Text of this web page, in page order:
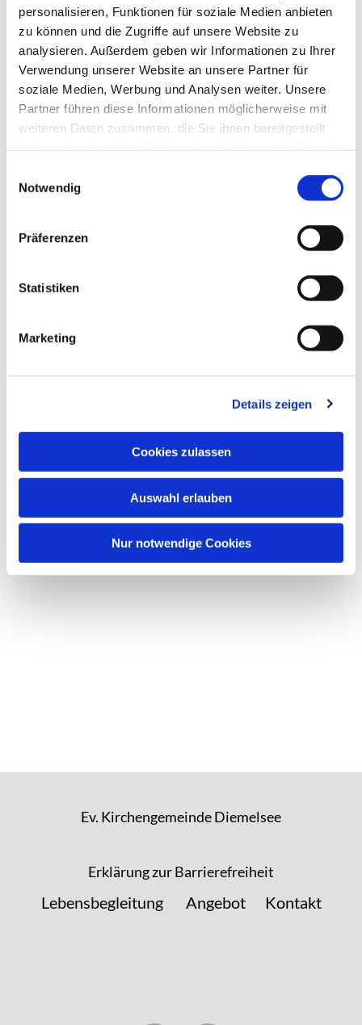
personalisieren, Funktionen für soziale Medien anbieten
zu können und die Zugriffe auf unsere Website zu
analysieren. Außerdem geben wir Informationen zu Ihrer
Verwendung unserer Website an unsere Partner für
soziale Medien, Werbung und Analysen weiter. Unsere
Partner führen diese Informationen möglicherweise mit
weiteren Daten zusammen, die Sie ihnen bereitgestellt
Notwendig
Präferenzen
Statistiken
Marketing
Details zeigen
Cookies zulassen
Auswahl erlauben
Nur notwendige Cookies
Ev. Kirchengemeinde Diemelsee
Erklärung zur Barrierefreiheit
Lebensbegleitung Angebot Kontakt